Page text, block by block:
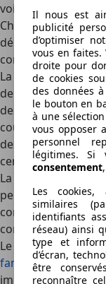
voiture
Choisir entre le
dépend de
compte avant de
La durée
de chaque option.
des trajets urbains
courses, les
des déplacements
centaines de
La flexibilité requise
permet une prise
contrairement à la
conducteur peut
Le
besoin d’un
familiale) pour
impose de se
Il nous est
publicité
d’optimiser
vous en
droite pour
de cookies
des données
le bouton en
à une
vous opposer
personnel
légitimes. Si
consentement
Les
similaires
identifiants
réseau) ainsi
type et
d’écran,
être
reconnaître